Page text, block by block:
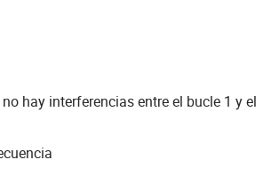
hay interferencias entre el bucle 1 y el